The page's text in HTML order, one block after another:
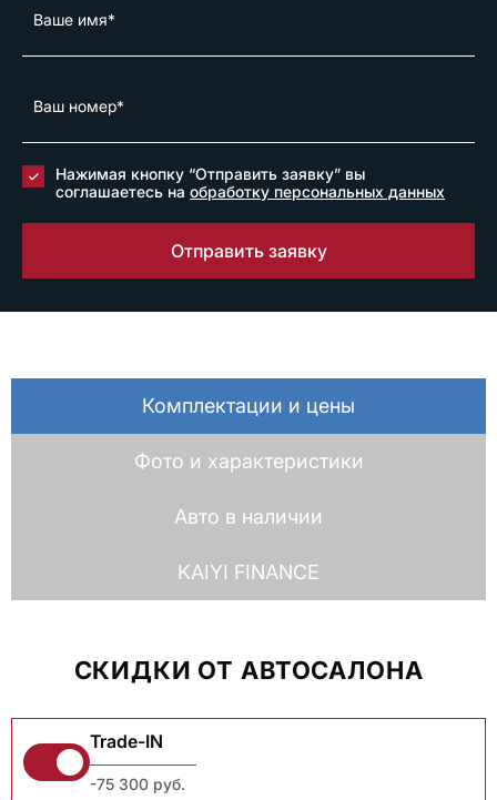
Нажимая кнопку “Отправить заявку” вы
соглашаетесь на обработку персональных данных
Отправить заявку
Комплектации и цены
Фото и характеристики
Авто в наличии
KAIYI FINANCE
СКИДКИ ОТ АВТОСАЛОНА
Trade-IN
-75 300 руб.